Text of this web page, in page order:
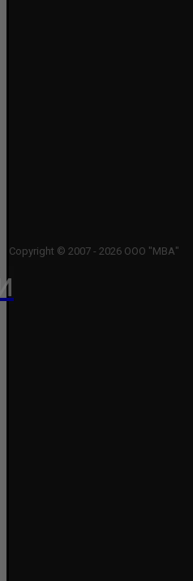
Copyright © 2007 - 2026 ООО "МВА"